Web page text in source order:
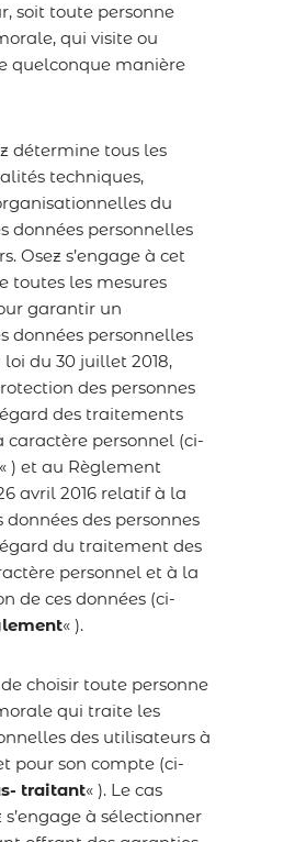
soit toute personne
qui visite ou
quelconque manière
détermine tous les
techniques,
du
données personnelles
Osez s’engage à cet
toutes les mesures
garantir un
données personnelles
du 30 juillet 2018,
des personnes
des traitements
caractère personnel (ci-
« ) et au Règlement
avril 2016 relatif à la
des personnes
du traitement des
personnel et à la
de ces données (ci-
« ).
choisir toute personne
qui traite les
des utilisateurs à
pour son compte (ci-
traitant« ). Le cas
s’engage à sélectionner